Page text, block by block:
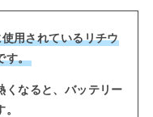
用されているリチウ
す。
くなると、バッテリー